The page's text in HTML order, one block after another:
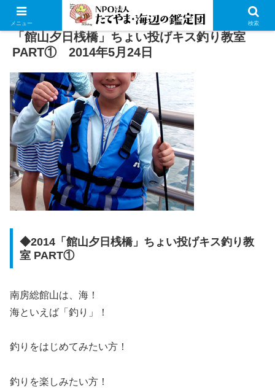
「館山夕日桟橋」ちょい投げキス釣り教室
PART① 2014年5月24日
◆2014「館山夕日桟橋」ちょい投げキス釣り教
室 PART①
南房総館山は、海！
海といえば「釣り」！
釣りをはじめてみたい方！
釣りを楽しみたい方！
メニュー 検索